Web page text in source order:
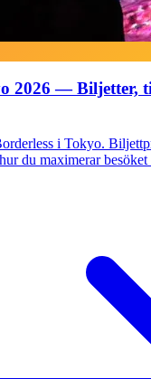
2026 — Biljetter,
i Tokyo.
du maximerar